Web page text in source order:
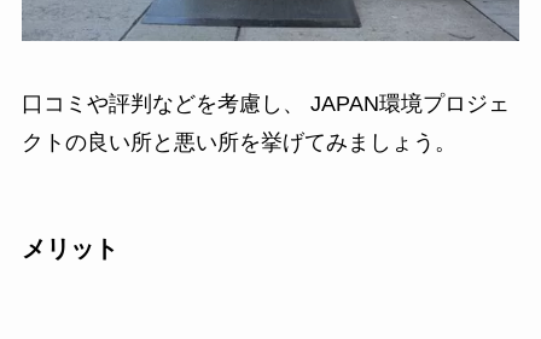
口コミや評判などを考慮し、 JAPAN環境プロジェ
クトの良い所と悪い所を挙げてみましょう。
メリット